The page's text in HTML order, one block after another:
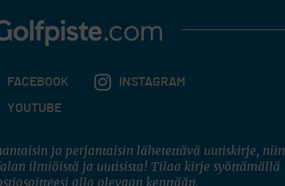
FACEBOOK INSTAGRAM
YOUTUBE
ja perjantaisin lähetettävä uutiskirje, niin
ilmiöistä ja uutisista! Tilaa kirje syöttämällä
alla olevaan kenttään.